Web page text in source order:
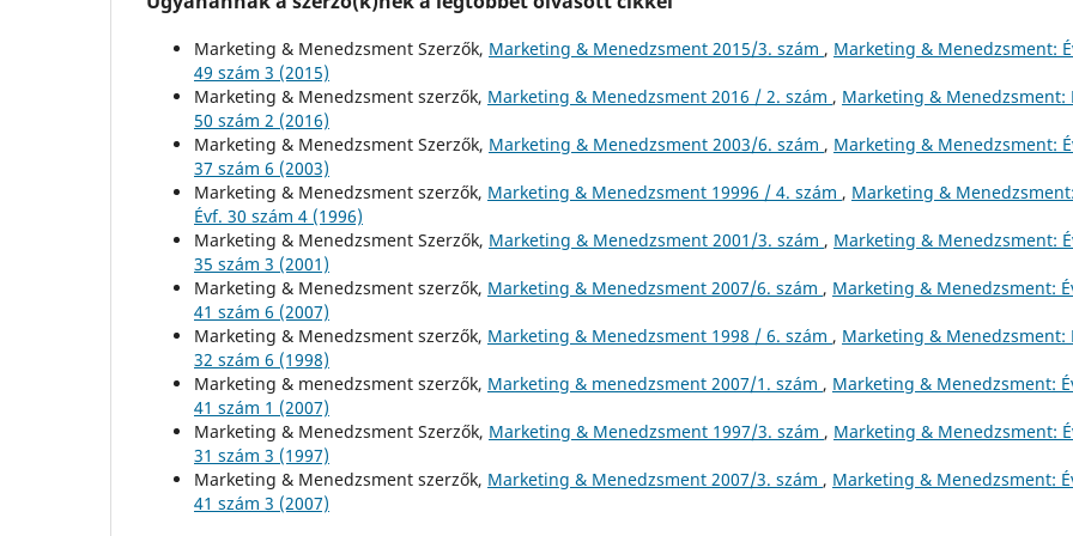
Marketing & Menedzsment Szerzők, Marketing & Menedzsment 2015/3. szám , Marketing & Menedzsment:
49 szám 3 (2015)
Marketing & Menedzsment szerzők, Marketing & Menedzsment 2016 / 2. szám , Marketing & Menedzsment:
50 szám 2 (2016)
Marketing & Menedzsment Szerzők, Marketing & Menedzsment 2003/6. szám , Marketing & Menedzsment:
37 szám 6 (2003)
Marketing & Menedzsment szerzők, Marketing & Menedzsment 19996 / 4. szám , Marketing & Menedzsment:
Évf. 30 szám 4 (1996)
Marketing & Menedzsment Szerzők, Marketing & Menedzsment 2001/3. szám , Marketing & Menedzsment:
35 szám 3 (2001)
Marketing & Menedzsment szerzők, Marketing & Menedzsment 2007/6. szám , Marketing & Menedzsment:
41 szám 6 (2007)
Marketing & Menedzsment szerzők, Marketing & Menedzsment 1998 / 6. szám , Marketing & Menedzsment:
32 szám 6 (1998)
Marketing & menedzsment szerzők, Marketing & menedzsment 2007/1. szám , Marketing & Menedzsment:
41 szám 1 (2007)
Marketing & Menedzsment Szerzők, Marketing & Menedzsment 1997/3. szám , Marketing & Menedzsment:
31 szám 3 (1997)
Marketing & Menedzsment szerzők, Marketing & Menedzsment 2007/3. szám , Marketing & Menedzsment:
41 szám 3 (2007)